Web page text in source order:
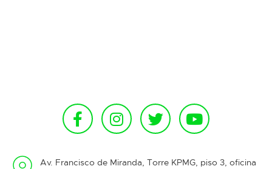
Av. Francisco de Miranda, Torre KPMG, piso 3, oficina